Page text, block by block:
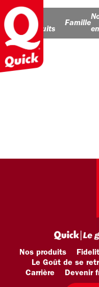
Nos
produits
Famille
Nos produits
Le Goût de se
Carrière
Devenir